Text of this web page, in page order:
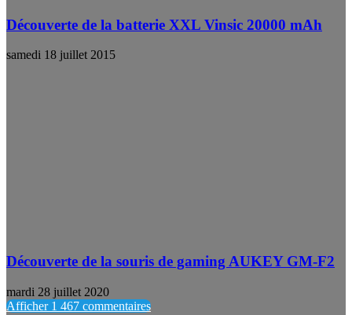
Découverte de la batterie XXL Vinsic 20000 mAh
samedi 18 juillet 2015
Découverte de la souris de gaming AUKEY GM-F2
mardi 28 juillet 2020
Afficher 1 467 commentaires